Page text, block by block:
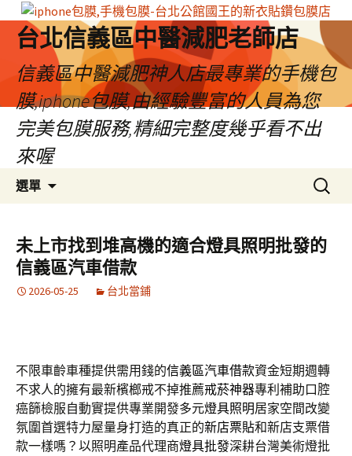
台北信義區中醫減肥老師店
信義區中醫減肥神人店最專業的手機包
膜,iphone包膜,由經驗豐富的人員為您
完美包膜服務,精細完整度幾乎看不出
來喔
選單
容
區
搜
尋
鍵
字:
未上市找到堆高機的適合燈具照明批發的
信義區汽車借款
2026-05-25 台北當鋪
不限車齡車種提供需用錢的信義區汽車借款資金短期週轉
不求人的擁有最新檳榔戒不掉推薦戒菸神器專利補助口腔
癌篩檢服自動實提供專業開發多元燈具照明居家空間改變
氛圍首選特力屋量身打造的真正的新店票貼和新店支票借
款一樣嗎？以照明產品代理商燈具批發深耕台灣美術燈批